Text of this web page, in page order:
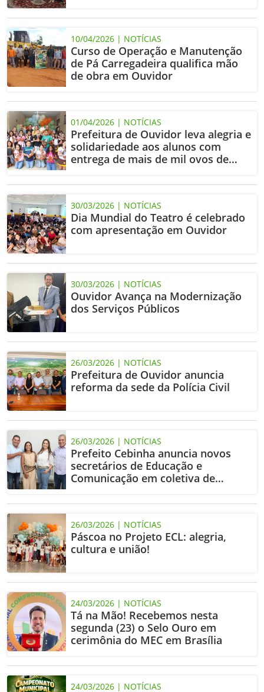
10/04/2026 | NOTÍCIAS
Curso de Operação e Manutenção
de Pá Carregadeira qualifica mão
de obra em Ouvidor
01/04/2026 | NOTÍCIAS
Prefeitura de Ouvidor leva alegria e
solidariedade aos alunos com
entrega de mais de mil ovos de
30/03/2026 | NOTÍCIAS
Dia Mundial do Teatro é celebrado
com apresentação em Ouvidor
30/03/2026 | NOTÍCIAS
Ouvidor Avança na Modernização
dos Serviços Públicos
26/03/2026 | NOTÍCIAS
Prefeitura de Ouvidor anuncia
reforma da sede da Polícia Civil
26/03/2026 | NOTÍCIAS
Prefeito Cebinha anuncia novos
secretários de Educação e
Comunicação em coletiva de
26/03/2026 | NOTÍCIAS
Páscoa no Projeto ECL: alegria,
cultura e união!
24/03/2026 | NOTÍCIAS
Tá na Mão! Recebemos nesta
segunda (23) o Selo Ouro em
cerimônia do MEC em Brasília
24/03/2026 | NOTÍCIAS